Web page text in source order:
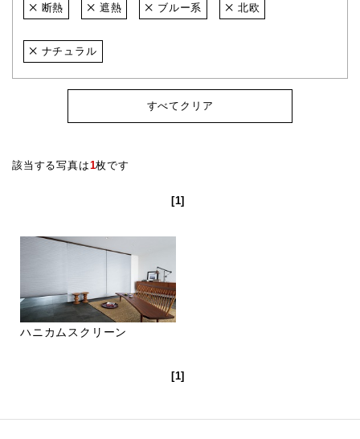
断熱 遮熱 ブルー系 北欧
ナチュラル
すべてクリア
該当する写真は1枚です
[1]
ハニカムスクリーン
[1]